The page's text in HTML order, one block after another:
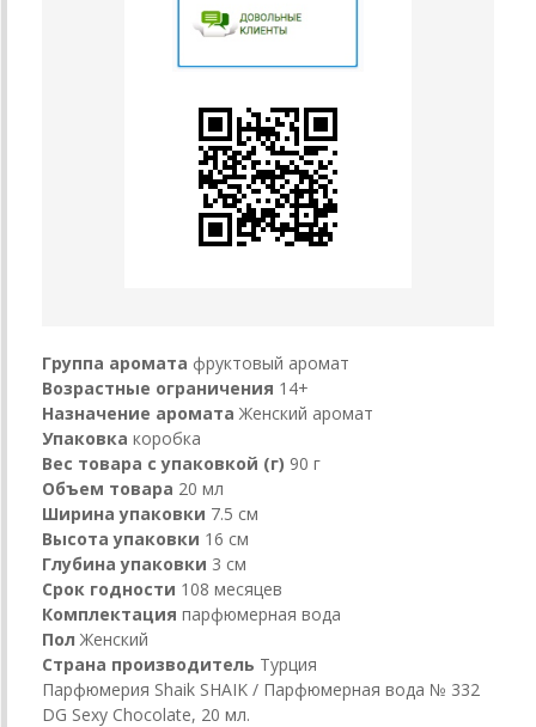
Группа аромата фруктовый аромат
Возрастные ограничения 14+
Назначение аромата Женский аромат
Упаковка коробка
Вес товара с упаковкой (г) 90 г
Объем товара 20 мл
Ширина упаковки 7.5 см
Высота упаковки 16 см
Глубина упаковки 3 см
Срок годности 108 месяцев
Комплектация парфюмерная вода
Пол Женский
Страна производитель Турция
Парфюмерия Shaik SHAIK / Парфюмерная вода № 332
DG Sexy Chocolate, 20 мл.